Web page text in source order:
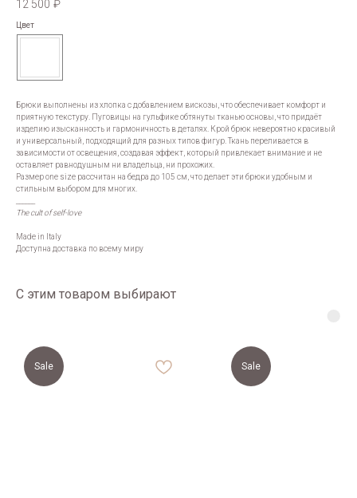
12 500 ₽
Цвет
Брюки выполнены из хлопка с добавлением вискозы, что обеспечивает комфорт и
приятную текстуру. Пуговицы на гульфике обтянуты тканью основы, что придаёт
изделию изысканность и гармоничность в деталях. Крой брюк невероятно красивый
и универсальный, подходящий для разных типов фигур. Ткань переливается в
зависимости от освещения, создавая эффект, который привлекает внимание и не
оставляет равнодушным ни владельца, ни прохожих.
Размер one size рассчитан на бедра до 105 см, что делает эти брюки удобным и
стильным выбором для многих.
The cult of self-love
Made in Italy
Доступна доставка по всему миру
С этим товаром выбирают
Sale Sale